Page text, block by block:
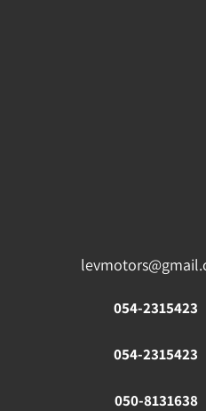
054-2315423
054-2315423
050-8131638